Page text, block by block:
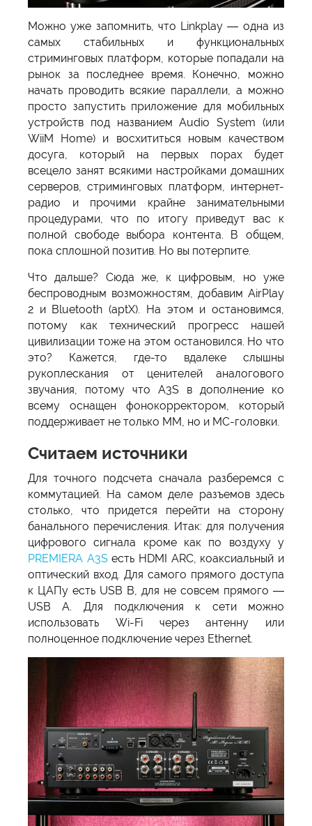
Можно уже запомнить, что Linkplay — одна из
самых стабильных и функциональных
стриминговых платформ, которые попадали на
рынок за последнее время. Конечно, можно
начать проводить всякие параллели, а можно
просто запустить приложение для мобильных
устройств под названием Audio System (или
WiiM Home) и восхититься новым качеством
досуга, который на первых порах будет
всецело занят всякими настройками домашних
серверов, стриминговых платформ, интернет-
радио и прочими крайне занимательными
процедурами, что по итогу приведут вас к
полной свободе выбора контента. В общем,
пока сплошной позитив. Но вы потерпите.
Что дальше? Сюда же, к цифровым, но уже
беспроводным возможностям, добавим AirPlay
2 и Bluetooth (aptX). На этом и остановимся,
потому как технический прогресс нашей
цивилизации тоже на этом остановился. Но что
это? Кажется, где-то вдалеке слышны
рукоплескания от ценителей аналогового
звучания, потому что A3S в дополнение ко
всему оснащен фонокорректором, который
поддерживает не только ММ, но и МС-головки.
Считаем источники
Для точного подсчета сначала разберемся с
коммутацией. На самом деле разъемов здесь
столько, что придется перейти на сторону
банального перечисления. Итак: для получения
цифрового сигнала кроме как по воздуху у
PREMIERA A3Sесть HDMI ARC, коаксиальный и
оптический вход. Для самого прямого доступа
к ЦАПу есть USB B, для не совсем прямого —
USB A. Для подключения к сети можно
использовать Wi-Fi через антенну или
полноценное подключение через Ethernet.